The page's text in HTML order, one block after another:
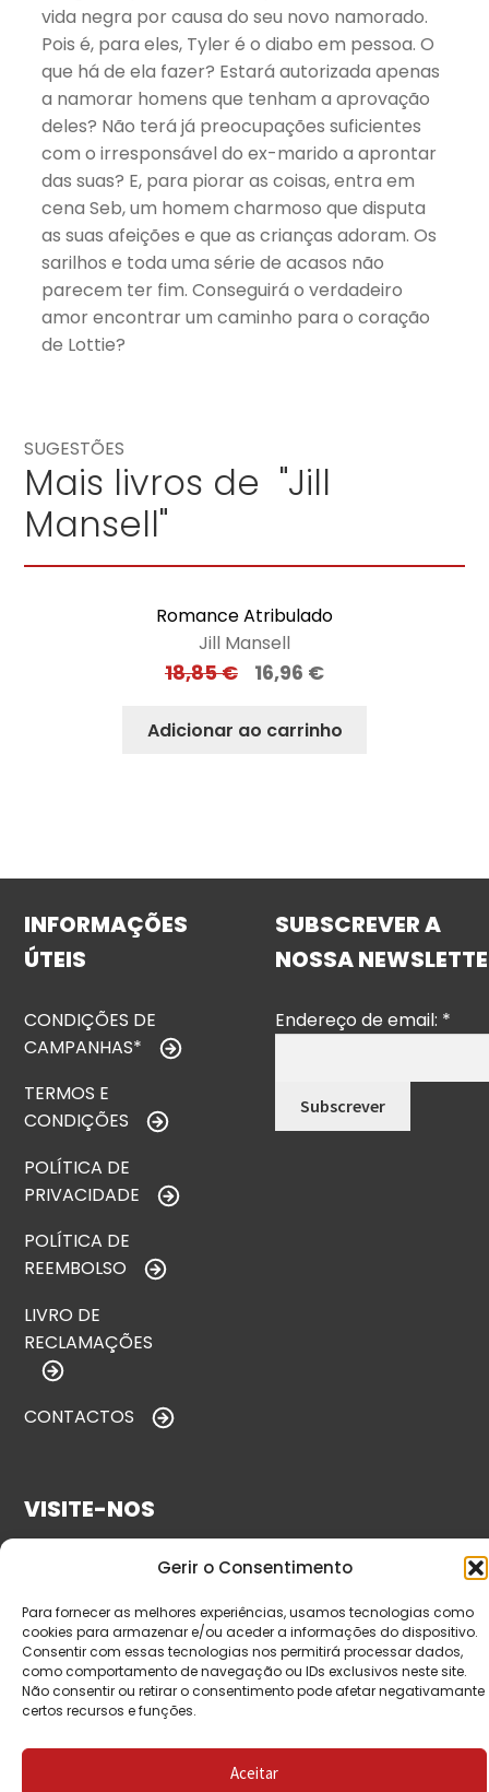
Gerir o Consentimento
Para fornecer as melhores experiências, usamos tecnologias como
cookies para armazenar e/ou aceder a informações do dispositivo.
Consentir com essas tecnologias nos permitirá processar dados,
como comportamento de navegação ou IDs exclusivos neste site.
Não consentir ou retirar o consentimento pode afetar negativamante
certos recursos e funções.
Aceitar
vida negra por causa do seu novo namorado.
Pois é, para eles, Tyler é o diabo em pessoa. O
que há de ela fazer? Estará autorizada apenas
a namorar homens que tenham a aprovação
deles? Não terá já preocupações suficientes
com o irresponsável do ex-marido a aprontar
das suas? E, para piorar as coisas, entra em
cena Seb, um homem charmoso que disputa
as suas afeições e que as crianças adoram. Os
sarilhos e toda uma série de acasos não
parecem ter fim. Conseguirá o verdadeiro
amor encontrar um caminho para o coração
de Lottie?
SUGESTÕES
Mais livros de "Jill
Mansell"
Romance Atribulado
Jill Mansell
18,85€ 16,96 €
Adicionar ao carrinho
INFORMAÇÕES
ÚTEIS
CONDIÇÕES DE
CAMPANHAS*
TERMOS E
CONDIÇÕES
POLÍTICA DE
PRIVACIDADE
POLÍTICA DE
REEMBOLSO
LIVRO DE
RECLAMAÇÕES
CONTACTOS
SUBSCREVER A
NOSSA
Endereço de email: *
VISITE-NOS
direitos reservados.